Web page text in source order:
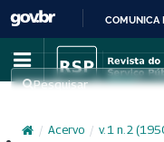
COMUNICA
Pesquisar
/ Acervo / v. 1 n. 2